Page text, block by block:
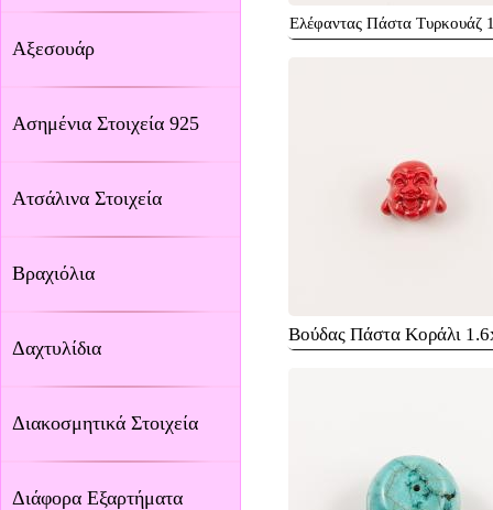
Αξεσουάρ
Ασημένια Στοιχεία 925
Ατσάλινα Στοιχεία
Βραχιόλια
Δαχτυλίδια
Διακοσμητικά Στοιχεία
Διάφορα Εξαρτήματα
Ελέφαντας Πάστα Τυρκουάζ
Βούδας Πάστα Κοράλι